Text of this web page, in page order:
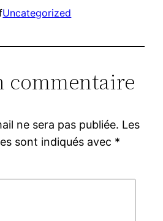
Uncategorized
commentaire
ne sera pas publiée. Les
sont indiqués avec *